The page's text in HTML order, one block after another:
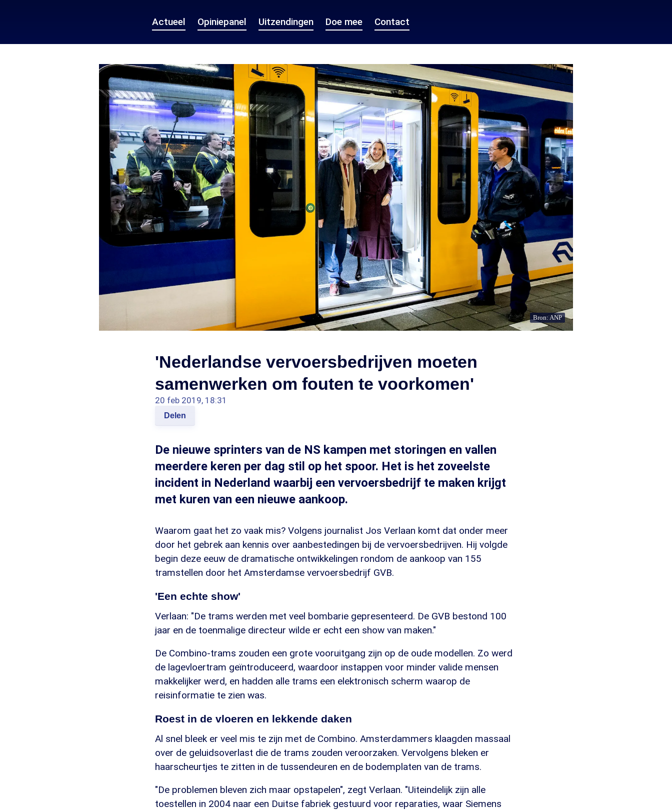
Actueel Opiniepanel Uitzendingen Doe mee Contact
Bron: ANP
'Nederlandse vervoersbedrijven moeten
samenwerken om fouten te voorkomen'
20 feb 2019, 18:31
Delen
De nieuwe sprinters van de NS kampen met storingen en vallen
meerdere keren per dag stil op het spoor. Het is het zoveelste
incident in Nederland waarbij een vervoersbedrijf te maken krijgt
met kuren van een nieuwe aankoop.
Waarom gaat het zo vaak mis? Volgens journalist Jos Verlaan komt dat onder meer
door het gebrek aan kennis over aanbestedingen bij de vervoersbedrijven. Hij volgde
begin deze eeuw de dramatische ontwikkelingen rondom de aankoop van 155
tramstellen door het Amsterdamse vervoersbedrijf GVB.
'Een echte show'
Verlaan: "De trams werden met veel bombarie gepresenteerd. De GVB bestond 100
jaar en de toenmalige directeur wilde er echt een show van maken."
De Combino-trams zouden een grote vooruitgang zijn op de oude modellen. Zo werd
de lagevloertram geïntroduceerd, waardoor instappen voor minder valide mensen
makkelijker werd, en hadden alle trams een elektronisch scherm waarop de
reisinformatie te zien was.
Roest in de vloeren en lekkende daken
Al snel bleek er veel mis te zijn met de Combino. Amsterdammers klaagden massaal
over de geluidsoverlast die de trams zouden veroorzaken. Vervolgens bleken er
haarscheurtjes te zitten in de tussendeuren en de bodemplaten van de trams.
"De problemen bleven zich maar opstapelen", zegt Verlaan. "Uiteindelijk zijn alle
toestellen in 2004 naar een Duitse fabriek gestuurd voor reparaties, waar Siemens